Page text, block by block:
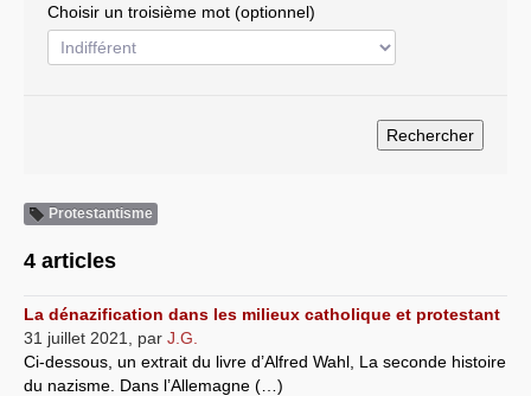
Systèmes & société sous contrôle
Choisir un troisième mot (optionnel)
Protestantisme
4 articles
La dénazification dans les milieux catholique et protestant
31 juillet 2021
par J.G.
Ci-dessous, un extrait du livre d’Alfred Wahl, La seconde histoire
du nazisme. Dans l’Allemagne (…)